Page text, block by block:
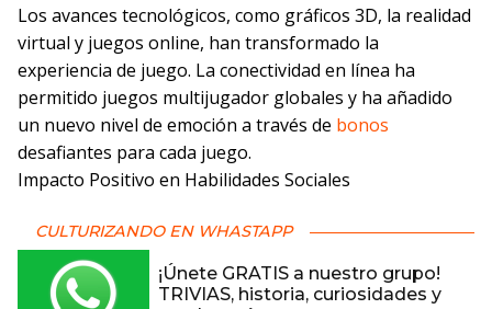
Los avances tecnológicos, como gráficos 3D, la realidad
virtual y juegos online, han transformado la
experiencia de juego. La conectividad en línea ha
permitido juegos multijugador globales y ha añadido
un nuevo nivel de emoción a través de bonos
desafiantes para cada juego.
Impacto Positivo en Habilidades Sociales
CULTURIZANDO EN WHASTAPP
¡Únete GRATIS a nuestro grupo!
TRIVIAS, historia, curiosidades y